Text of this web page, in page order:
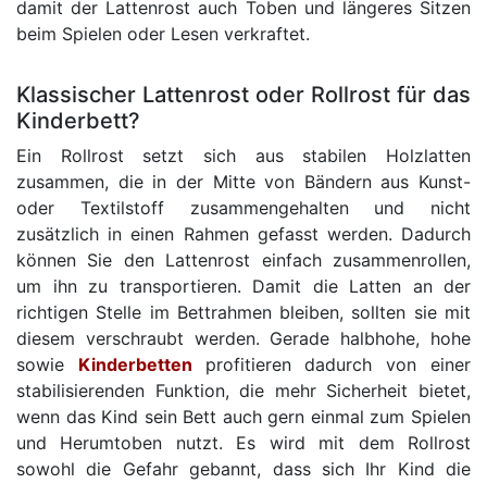
damit der Lattenrost auch Toben und längeres Sitzen
beim Spielen oder Lesen verkraftet.
Klassischer Lattenrost oder Rollrost für das
Kinderbett?
Ein Rollrost setzt sich aus stabilen Holzlatten
zusammen, die in der Mitte von Bändern aus Kunst-
oder Textilstoff zusammengehalten und nicht
zusätzlich in einen Rahmen gefasst werden. Dadurch
können Sie den Lattenrost einfach zusammenrollen,
um ihn zu transportieren. Damit die Latten an der
richtigen Stelle im Bettrahmen bleiben, sollten sie mit
diesem verschraubt werden. Gerade halbhohe, hohe
sowie Kinderbetten profitieren dadurch von einer
stabilisierenden Funktion, die mehr Sicherheit bietet,
wenn das Kind sein Bett auch gern einmal zum Spielen
und Herumtoben nutzt. Es wird mit dem Rollrost
sowohl die Gefahr gebannt, dass sich Ihr Kind die